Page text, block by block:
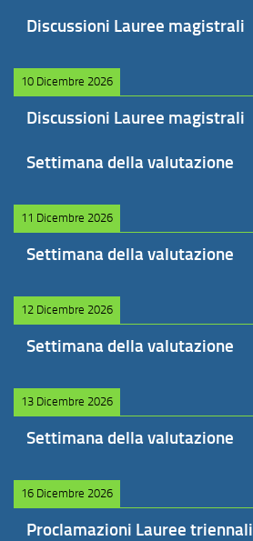
Discussioni Lauree magistrali
10 Dicembre 2026
Discussioni Lauree magistrali
Settimana della valutazione
11 Dicembre 2026
Settimana della valutazione
12 Dicembre 2026
Settimana della valutazione
13 Dicembre 2026
Settimana della valutazione
16 Dicembre 2026
Proclamazioni Lauree triennali